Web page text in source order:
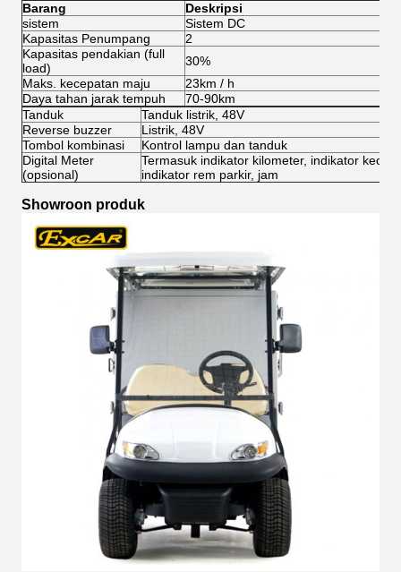
Barang
Deskripsi
sistem
Sistem DC
Kapasitas Penumpang
2
Kapasitas pendakian (full
load)
30%
Maks. kecepatan maju
23km / h
Daya tahan jarak tempuh
70-90km
Tanduk
Tanduk listrik, 48V
Reverse buzzer
Listrik, 48V
Tombol kombinasi
Kontrol lampu dan tanduk
Digital Meter
(opsional)
Termasuk indikator kilometer, indikator
indikator rem parkir, jam
Showroon produk